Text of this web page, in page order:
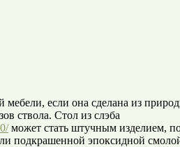
если она сделана из
ствола. Стол из слэба
может стать штучным изделием,
подкрашенной эпоксидной